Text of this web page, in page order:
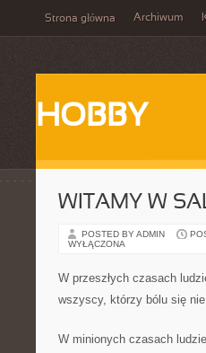
Strona główna Archiwum
HOBBY
WITAMY W
POSTED BY ADMIN
WYŁĄCZONA
W przeszłych czasach
wszyscy, którzy bólu się
W minionych czasach